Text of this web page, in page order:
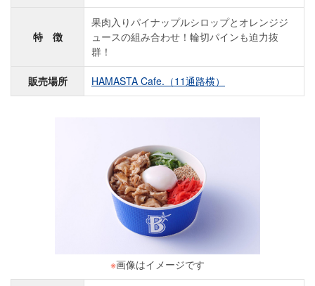
特 徴
果肉入りパイナップルシロップとオレンジジ
ュースの組み合わせ！輪切パインも迫力抜
群！
販売場所 HAMASTA Cafe.（11通路横）
※画像はイメージです